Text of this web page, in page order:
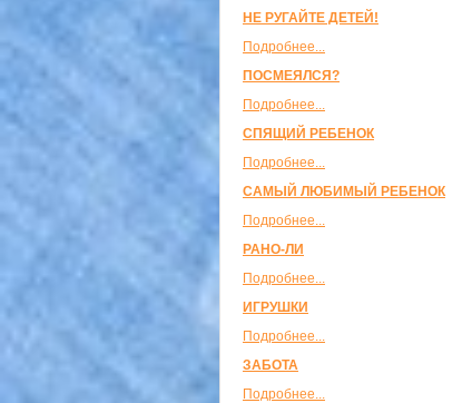
НЕ РУГАЙТЕ ДЕТЕЙ!
Подробнее...
ПОСМЕЯЛСЯ?
Подробнее...
СПЯЩИЙ РЕБЕНОК
Подробнее...
САМЫЙ ЛЮБИМЫЙ РЕБЕНОК
Подробнее...
РАНО-ЛИ
Подробнее...
ИГРУШКИ
Подробнее...
ЗАБОТА
Подробнее...